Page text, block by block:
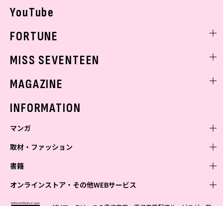
YouTube
FORTUNE
MISS SEVENTEEN
MAGAZINE
INFORMATION
マンガ
少年マンガ
Vジャンプ
青年マンガ
少女マンガ
女性マンガ
取材・ファッション
ファッション・美容
芸能・情報・スポーツ
書籍
文芸・文庫・総合
学芸・ノンフィクション・新書
オンラインストア・その他WEBサービス
オンラインストア